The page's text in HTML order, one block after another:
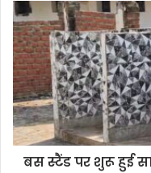
बस स्टैंड पर शुरू हुई